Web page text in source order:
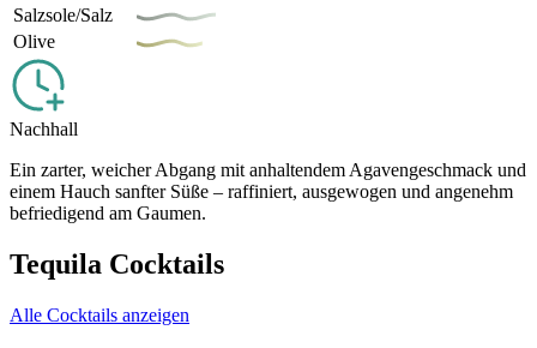
Salzsole/Salz
Olive
Nachhall
Ein zarter, weicher Abgang mit anhaltendem Agavengeschmack und
einem Hauch sanfter Süße – raffiniert, ausgewogen und angenehm
befriedigend am Gaumen.
Tequila Cocktails
Alle Cocktails anzeigen